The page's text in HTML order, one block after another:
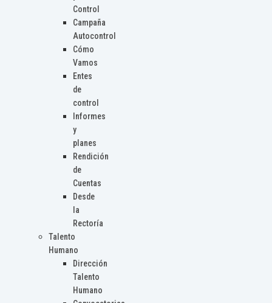
Control
Campaña
Autocontrol
Cómo
Vamos
Entes
de
control
Informes
y
planes
Rendición
de
Cuentas
Desde
la
Rectoría
Talento
Humano
Dirección
Talento
Humano